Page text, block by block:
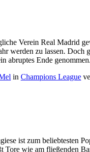
Verein Real Madrid
werden zu lassen.
abruptes Ende genommen.
in Champions League
ist zum beliebtesten
Tore wie am fließenden